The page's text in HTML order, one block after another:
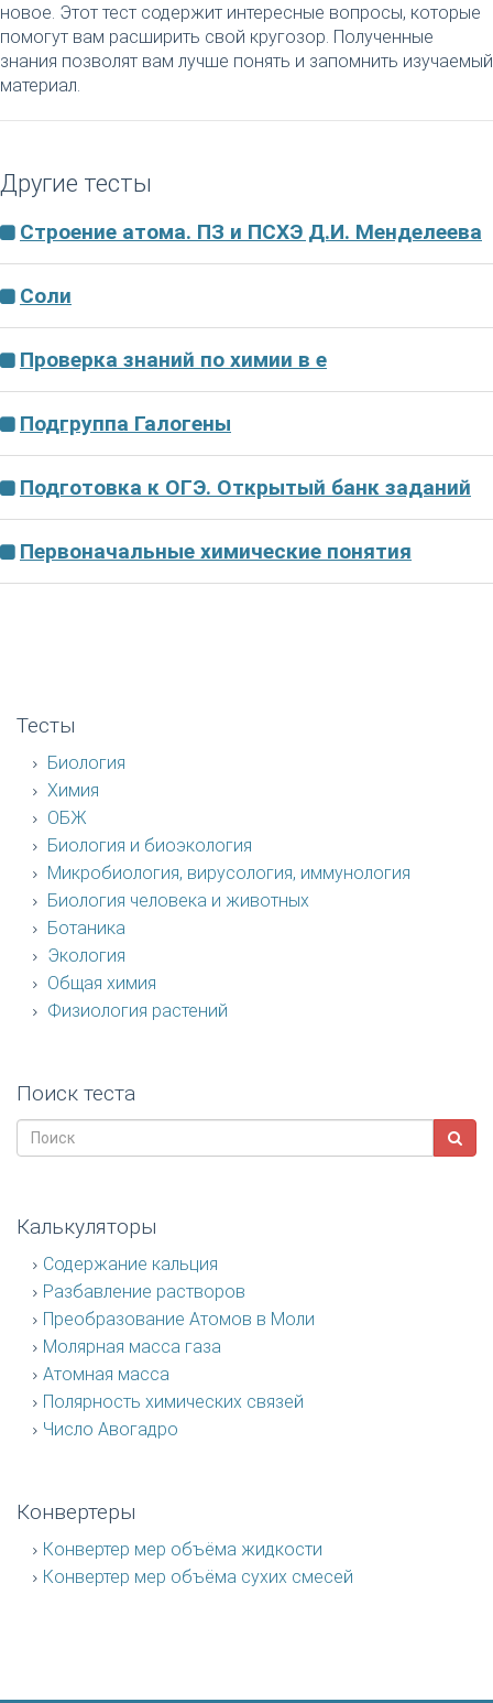
новое. Этот тест содержит интересные вопросы, которые
помогут вам расширить свой кругозор. Полученные
знания позволят вам лучше понять и запомнить изучаемый
материал.
Другие тесты
Строение атома. ПЗ и ПСХЭ Д.И. Менделеева
Соли
Проверка знаний по химии в е
Подгруппа Галогены
Подготовка к ОГЭ. Открытый банк заданий
Первоначальные химические понятия
Тесты
Биология
Химия
ОБЖ
Биология и биоэкология
Микробиология, вирусология, иммунология
Биология человека и животных
Ботаника
Экология
Общая химия
Физиология растений
Поиск теста
Калькуляторы
Содержание кальция
Разбавление растворов
Преобразование Атомов в Моли
Молярная масса газа
Атомная масса
Полярность химических связей
Число Авогадро
Конвертеры
Конвертер мер объёма жидкости
Конвертер мер объёма сухих смесей